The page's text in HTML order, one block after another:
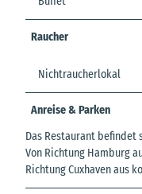
Raucher
Nichtraucherlokal
Anreise & Parken
Das Restaurant befindet
Von Richtung Hamburg
Richtung Cuxhaven aus